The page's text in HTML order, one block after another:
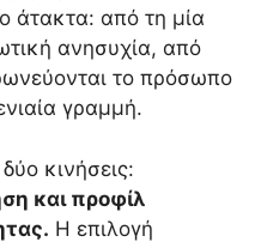
άτακτα: από τη μία
ανησυχία, από
το πρόσωπο
γραμμή.
κινήσεις:
και προφίλ
Η επιλογή